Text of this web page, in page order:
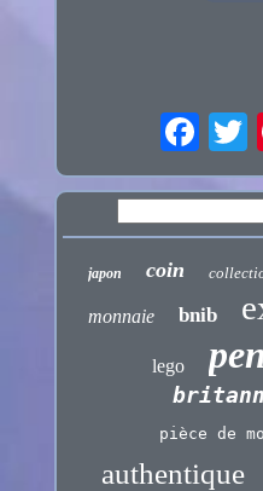
japon coin
monnaie bnib
lego
pièce de
authentique